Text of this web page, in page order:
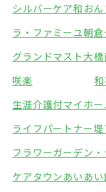
シルバーケア和おん
ラ・ファミーユ朝倉
グランドマスト大橋
咲楽
生涯介護付マイホ
ライフパートナー堤
フラワーガーデン・
ケアタウンあいあい